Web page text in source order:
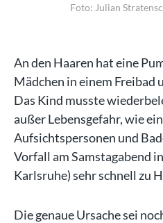
Foto: Julian
An den Haaren hat eine
Mädchen in einem Freibad
Das Kind musste
außer Lebensgefahr, wie
Aufsichtspersonen und
Vorfall am Samstagabend
Karlsruhe) sehr schnell zu
Die genaue Ursache sei